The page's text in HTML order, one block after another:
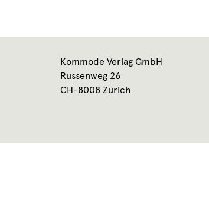
Kommode Verlag GmbH
Russenweg 26
CH-8008 Zürich